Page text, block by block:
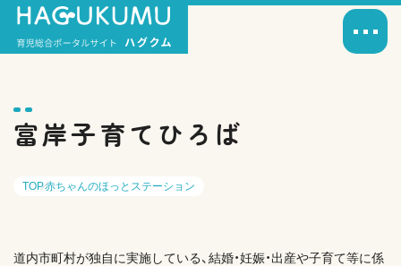
富岸子育てひろば
TOP赤ちゃんのほっとステーション
道内市町村が独自に実施している、結婚・妊娠・出産や子育て等に係